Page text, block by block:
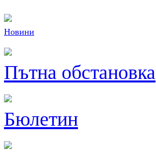
Новини
Пътна обстановка
Бюлетин